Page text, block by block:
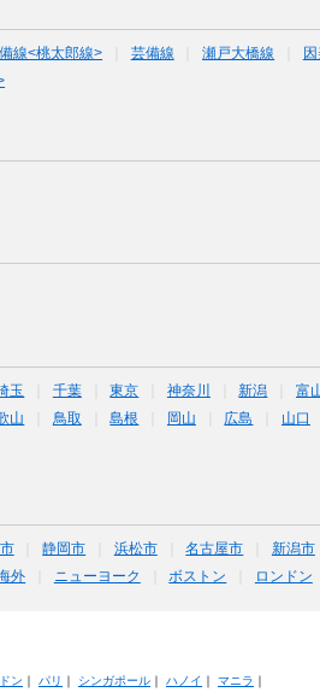
線<桃太郎線> 芸備線 瀬戸大橋線
玉 千葉 東京 神奈川 新潟 富
山 鳥取 島根 岡山 広島 山口
静岡市 浜松市 名古屋市 新潟市
外 ニューヨーク ボストン ロンドン
ン ｜ パリ ｜ シンガポール｜ ハノイ ｜ マニラ ｜